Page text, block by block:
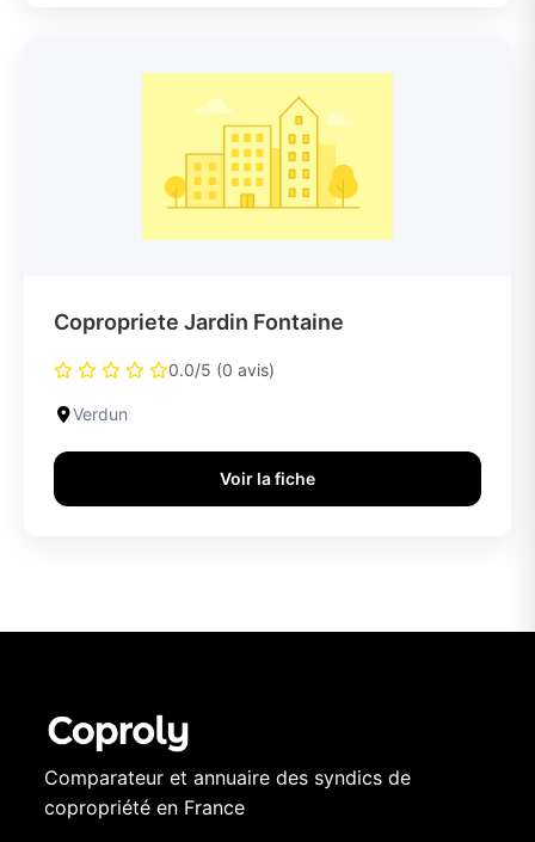
Copropriete Jardin Fontaine
0.0/5 (0 avis)
Verdun
Voir la fiche
Comparateur et annuaire des syndics de
copropriété en France